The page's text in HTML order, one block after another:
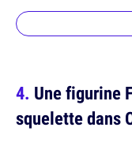
Une figurine
squelette dans